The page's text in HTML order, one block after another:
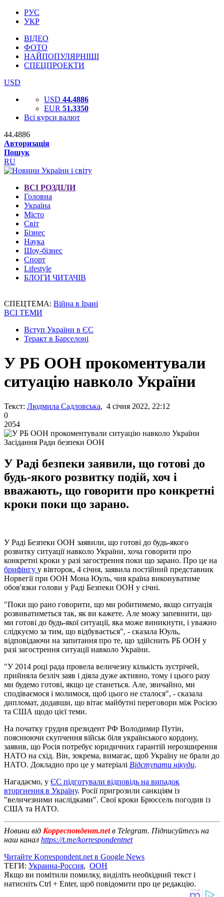
РУС
УКР
ВІДЕО
ФОТО
НАЙПОПУЛЯРНІШІ
СПЕЦПРОЕКТИ
USD
USD 44.4886
EUR 51.3350
Всі курси валют
44.4886
Авторизація
Пошук
RU
ВСІ РОЗДІЛИ
Головна
Україна
Місто
Світ
Бізнес
Наука
Шоу-бізнес
Спорт
Lifestyle
БЛОГИ ЧИТАЧІВ
СПЕЦТЕМА: Війна в Ірані
ВСІ ТЕМИ
Вступ України в ЄС
Теракт в Барселоні
У РБ ООН прокоментували
ситуацію навколо України
Текст: Людмила Садловська, 4 січня 2022, 22:12
0
2054
Засідання Ради безпеки ООН
У Раді безпеки заявили, що готові до
будь-якого розвитку подій, хоч і
вважають, що говорити про конкретні
кроки поки що зарано.
У Раді Безпеки ООН заявили, що готові до будь-якого
розвитку ситуації навколо України, хоча говорити про
конкретні кроки у разі загострення поки що зарано. Про це на
брифінгу у вівторок, 4 січня, заявила постійний представник
Норвегії при ООН Мона Юуль, чия країна виконуватиме
обов'язки голови у Раді Безпеки ООН у січні.
"Поки що рано говорити, що ми робитимемо, якщо ситуація
розвиватиметься так, як ви кажете. Але можу запевнити, що
ми готові до будь-якої ситуації, яка може виникнути, і уважно
слідкуємо за тим, що відбувається", - сказала Юуль,
відповідаючи на запитання про те, що здійснить РБ ООН у
разі загострення ситуації навколо України.
"У 2014 році рада провела величезну кількість зустрічей,
прийняла безліч заяв і діяла дуже активно, тому і цього разу
ми будемо готові, якщо це станеться. Але, звичайно, ми
сподіваємося і молимося, щоб цього не сталося", - сказала
дипломат, додавши, що вітає майбутні переговори між Росією
та США щодо цієї теми.
На початку грудня президент РФ Володимир Путін,
пояснюючи скупчення військ біля українського кордону,
заявив, що Росія потребує юридичних гарантій нерозширення
НАТО на схід. Він, зокрема, вимагає, щоб Україну не брали до
НАТО. Докладно про це у матеріалі Відступати нікуди.
Нагадаємо, у ЄС підготували відповідь на випадок
вторгнення в Україну. Росії пригрозили санкціям із
"величезними наслідками". Свої кроки Брюссель погодив із
США та НАТО.
Новини від Корреспондент.netв Telegram. Підписуйтесь на
наш канал https://t.me/korrespondentnet
Читайте Korrespondent.net в Google News
ТЕГИ: Украина-Россия, ООН
Якщо ви помітили помилку, виділіть необхідний текст і
натисніть Ctrl + Enter, щоб повідомити про це редакцію.